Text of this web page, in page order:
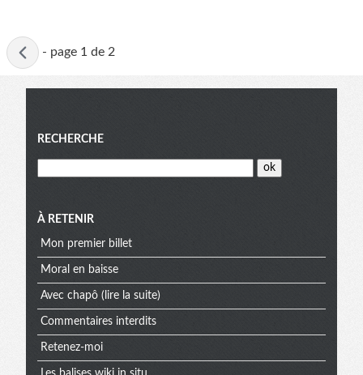
- page 1 de 2
Menu
RECHERCHE
À RETENIR
Mon premier billet
Moral en baisse
Avec chapô (lire la suite)
Commentaires interdits
Retenez-moi